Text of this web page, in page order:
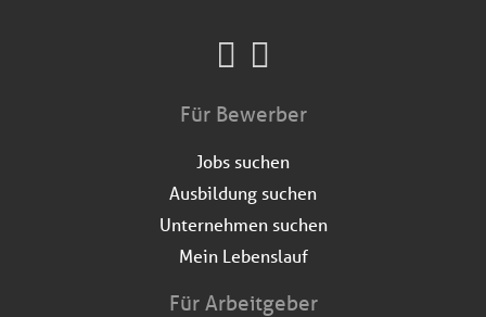
Für Bewerber
Jobs suchen
Ausbildung suchen
Unternehmen suchen
Mein Lebenslauf
Für Arbeitgeber